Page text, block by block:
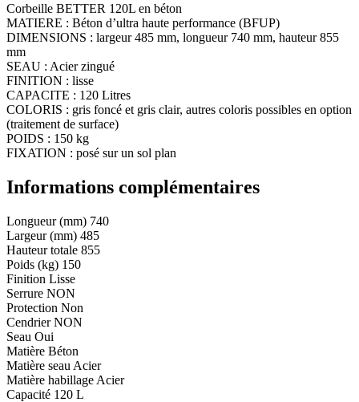
Corbeille BETTER 120L en béton
MATIERE : Béton d’ultra haute performance (BFUP)
DIMENSIONS : largeur 485 mm, longueur 740 mm, hauteur 855
mm
SEAU : Acier zingué
FINITION : lisse
CAPACITE : 120 Litres
COLORIS : gris foncé et gris clair, autres coloris possibles en option
(traitement de surface)
POIDS : 150 kg
FIXATION : posé sur un sol plan
Informations complémentaires
Longueur (mm) 740
Largeur (mm) 485
Hauteur totale 855
Poids (kg) 150
Finition Lisse
Serrure NON
Protection Non
Cendrier NON
Seau Oui
Matière Béton
Matière seau Acier
Matière habillage Acier
Capacité 120 L